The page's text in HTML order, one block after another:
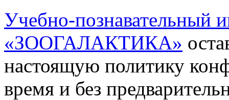
Учебно-познавательный
«ЗООГАЛАКТИКА»
настоящую политику
время и без